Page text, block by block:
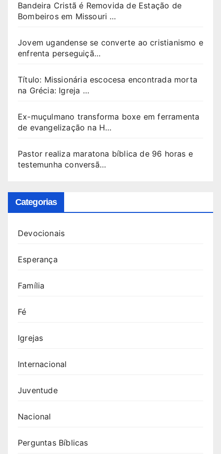
Bandeira Cristã é Removida de Estação de
Bombeiros em Missouri …
Jovem ugandense se converte ao cristianismo e
enfrenta perseguiçã…
Título: Missionária escocesa encontrada morta
na Grécia: Igreja …
Ex-muçulmano transforma boxe em ferramenta
de evangelização na H…
Pastor realiza maratona bíblica de 96 horas e
testemunha conversã…
Categorias
Devocionais
Esperança
Família
Fé
Igrejas
Internacional
Juventude
Nacional
Perguntas Bíblicas